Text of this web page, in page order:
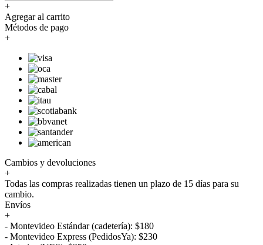
+
Agregar al carrito
Métodos de pago
+
Cambios y devoluciones
+
Todas las compras realizadas tienen un plazo de 15 días para su
cambio.
Envíos
+
- Montevideo Estándar (cadetería): $180
- Montevideo Express (PedidosYa): $230